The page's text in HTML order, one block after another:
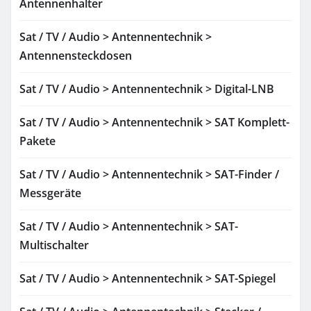
Antennenhalter
Sat / TV / Audio > Antennentechnik >
Antennensteckdosen
Sat / TV / Audio > Antennentechnik > Digital-LNB
Sat / TV / Audio > Antennentechnik > SAT Komplett-
Pakete
Sat / TV / Audio > Antennentechnik > SAT-Finder /
Messgeräte
Sat / TV / Audio > Antennentechnik > SAT-
Multischalter
Sat / TV / Audio > Antennentechnik > SAT-Spiegel